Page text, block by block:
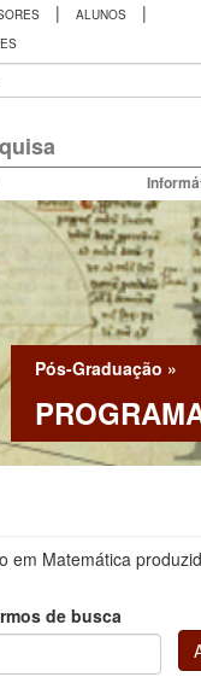
| ALUNOS |
Pós-Graduação »
Matemática
de busca